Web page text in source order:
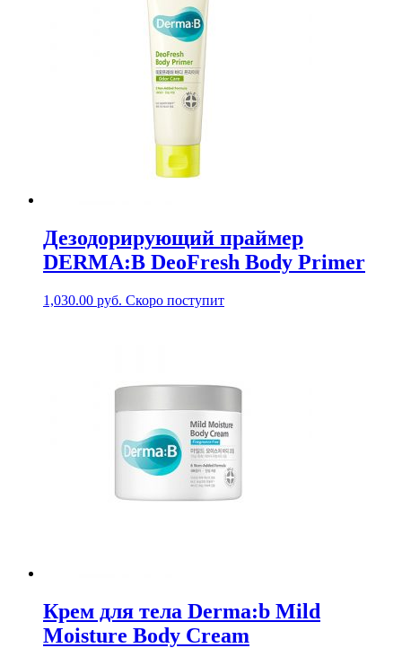
Дезодорирующий праймер
DERMA:B DeoFresh Body Primer
1,030.00 руб. Скоро поступит
Крем для тела Derma:b Mild
Moisture Body Cream